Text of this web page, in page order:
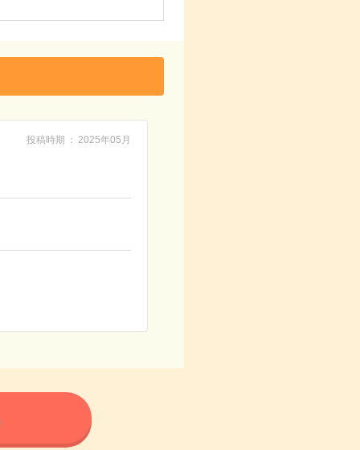
投稿時期 2025年05月